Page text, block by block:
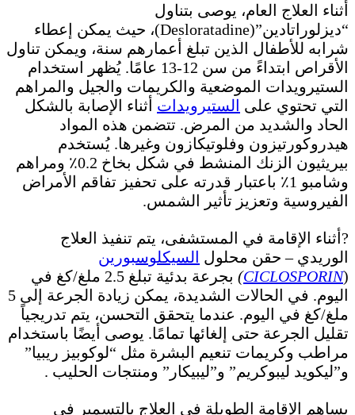
أثناء العلاج العام، يوصى بتناول
“ديزلوراتادين”(Desloratadine)، حيث يمكن إعطاء
شرابه للأطفال الذين تبلغ أعمارهم سنة، ويمكن تناول
الأقراص ابتداءً من سن 12-13 عامًا. يُظهر استخدام
الستيرويدات الموضعية والكريمات والجيل والمراهم
التي تحتوي على الستيرويدات أثناء الإصابة بالشكل
الحاد والشديد من المرض. تتضمن هذه المواد
هيدروكورتيزون وفلوتيكازون وغيرها. يُستخدم
بيريثيون الزنك المنشط في شكل بخاخ 0.2٪ ومراهم
وشامبو 1٪ باعتبار قدرته على تحفيز تفاقم الأمراض
الفيروسية وتعزيز تأثير الشمس.
?أثناء الإقامة في المستشفى، يتم تنفيذ العلاج
الوريدي – حقن محلول السيكلوسبورين
(
CICLOSPORIN
)
بجرعة بدئية تبلغ 2.5 ملغ/كغ في
اليوم. في الحالات الشديدة، يمكن زيادة الجرعة إلى 5
ملغ/كغ في اليوم. عندما يتحقق التحسن، يتم تدريجياً
تقليل الجرعة حتى إلغائها تمامًا. يوصى أيضًا باستخدام
مراطب وكريمات تنعيم البشرة مثل “لوكوبيز ريبيا”
و”ليكويد ليبوكريم” و”ليبيكار” ومنتجات الحليب .
يساهم الإقامة الطويلة في العلاج بالتسمير في